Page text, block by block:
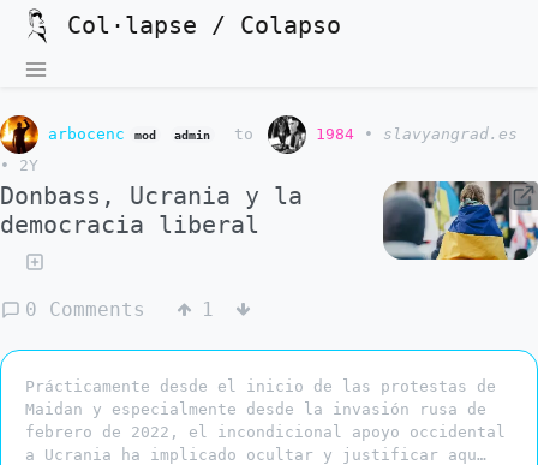
Col·lapse / Colapso
arbocenc mod admin to 1984 •
slavyangrad.es
•
2Y
Donbass, Ucrania y la
democracia liberal
0 Comments 1
Prácticamente desde el inicio de las protestas de
Maidan y especialmente desde la invasión rusa de
febrero de 2022, el incondicional apoyo occidental
a Ucrania ha implicado ocultar y justificar aqu…